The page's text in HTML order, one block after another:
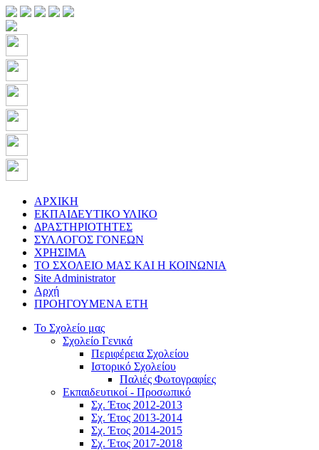
ΑΡΧΙΚΗ
ΕΚΠΑΙΔΕΥΤΙΚΟ ΥΛΙΚΟ
ΔΡΑΣΤΗΡΙΟΤΗΤΕΣ
ΣΥΛΛΟΓΟΣ ΓΟΝΕΩΝ
ΧΡΗΣΙΜΑ
ΤΟ ΣΧΟΛΕΙΟ ΜΑΣ ΚΑΙ Η ΚΟΙΝΩΝΙΑ
Site Administrator
Αρχή
ΠΡΟΗΓΟΥΜΕΝΑ ΕΤΗ
Το Σχολείο μας
Σχολείο Γενικά
Περιφέρεια Σχολείου
Ιστορικό Σχολείου
Παλιές Φωτογραφίες
Εκπαιδευτικοί - Προσωπικό
Σχ. Έτος 2012-2013
Σχ. Έτος 2013-2014
Σχ. Έτος 2014-2015
Σχ. Έτος 2017-2018